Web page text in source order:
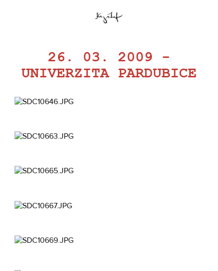
26. 03. 2009 -
UNIVERZITA PARDUBICE